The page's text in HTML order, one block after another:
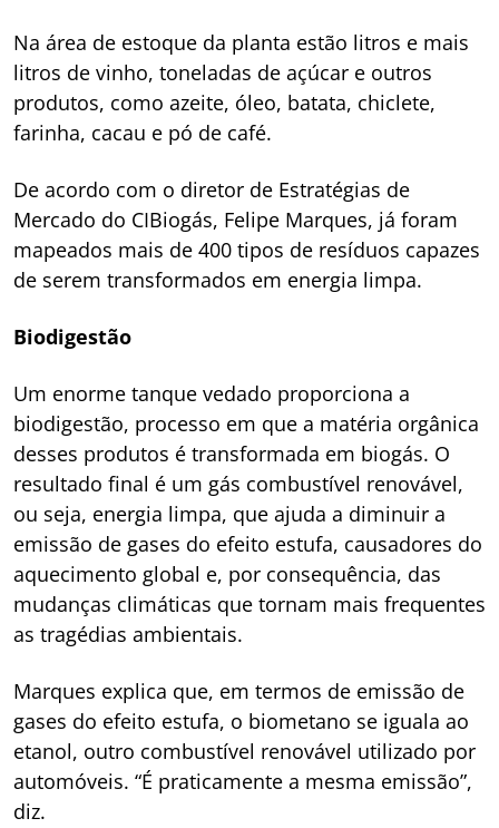
Na área de estoque da planta estão litros e mais
litros de vinho, toneladas de açúcar e outros
produtos, como azeite, óleo, batata, chiclete,
farinha, cacau e pó de café.
De acordo com o diretor de Estratégias de
Mercado do CIBiogás, Felipe Marques, já foram
mapeados mais de 400 tipos de resíduos capazes
de serem transformados em energia limpa.
Biodigestão
Um enorme tanque vedado proporciona a
biodigestão, processo em que a matéria orgânica
desses produtos é transformada em biogás. O
resultado final é um gás combustível renovável,
ou seja, energia limpa, que ajuda a diminuir a
emissão de gases do efeito estufa, causadores do
aquecimento global e, por consequência, das
mudanças climáticas que tornam mais frequentes
as tragédias ambientais.
Marques explica que, em termos de emissão de
gases do efeito estufa, o biometano se iguala ao
etanol, outro combustível renovável utilizado por
automóveis. “É praticamente a mesma emissão”,
diz.